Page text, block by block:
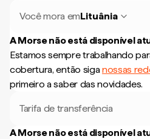
Você mora emLituânia
A Morse não está disponível
Estamos sempre trabalhando
cobertura, então siganossas
primeiro a saber das novidades.
Tarifa de transferência
A Morse não está disponível